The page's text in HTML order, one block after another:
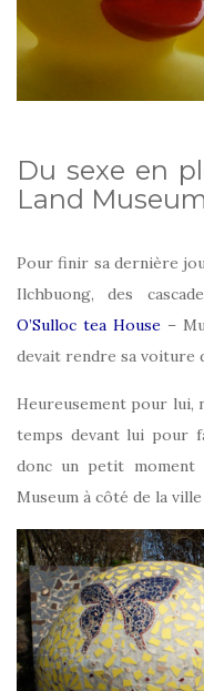
Du sexe en
Land
Pour finir sa dernière
Ilchbuong, des
O’Sulloc tea House –
devait rendre sa voiture
Heureusement pour lui,
temps devant lui pour
donc un petit moment
Museum à côté de la ville